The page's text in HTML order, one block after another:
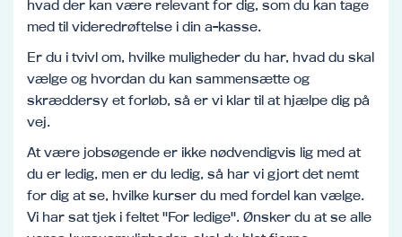
hvad der kan være relevant for dig, som du kan tage
med til videredrøftelse i din a-kasse.
Er du i tvivl om, hvilke muligheder du har, hvad du skal
vælge og hvordan du kan sammensætte og
skræddersy et forløb, så er vi klar til at hjælpe dig på
vej.
At være jobsøgende er ikke nødvendigvis lig med at
du er ledig, men er du ledig, så har vi gjort det nemt
for dig at se, hvilke kurser du med fordel kan vælge.
Vi har sat tjek i feltet "For ledige". Ønsker du at se alle